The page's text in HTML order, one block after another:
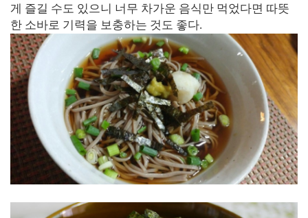
게 즐길 수도 있으니 너무 차가운 음식만 먹었다면 따뜻
한 소바로 기력을 보충하는 것도 좋다.